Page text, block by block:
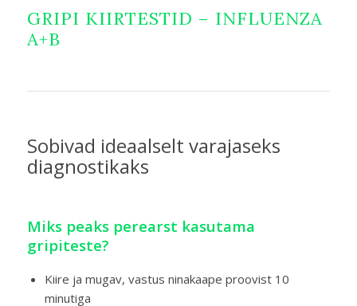
GRIPI KIIRTESTID – INFLUENZA
A+B
Sobivad ideaalselt varajaseks
diagnostikaks
Miks peaks perearst kasutama
gripiteste?
Kiire ja mugav, vastus ninakaape proovist 10
minutiga